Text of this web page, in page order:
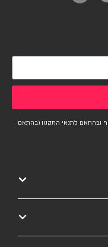
ובהתאם לתנאי התקנון (בהתאם